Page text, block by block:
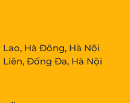
Lao, Hà Đông, Hà Nội
Đống Đa, Hà Nội